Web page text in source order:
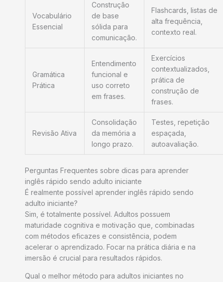
Vocabulário
Essencial
Construção
de base
sólida para
comunicação.
Flashcards, listas de
alta frequência,
contexto real.
Gramática
Prática
Entendimento
funcional e
uso correto
em frases.
Exercícios
contextualizados,
prática de
construção de
frases.
Revisão Ativa
Consolidação
da memória a
longo prazo.
Testes, repetição
espaçada,
autoavaliação.
Perguntas Frequentes sobre dicas para aprender
inglês rápido sendo adulto iniciante
É realmente possível aprender inglês rápido sendo
adulto iniciante?
Sim, é totalmente possível. Adultos possuem
maturidade cognitiva e motivação que, combinadas
com métodos eficazes e consistência, podem
acelerar o aprendizado. Focar na prática diária e na
imersão é crucial para resultados rápidos.
Qual o melhor método para adultos iniciantes no